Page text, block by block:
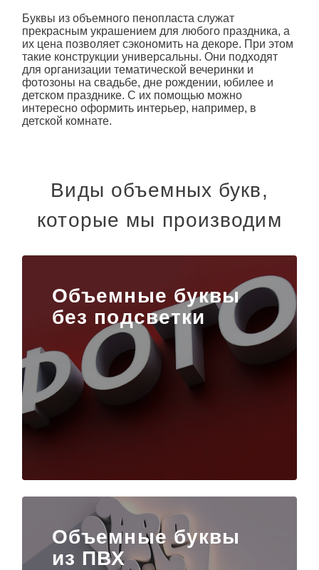
Буквы изобъемного пенопласта служат
прекрасным украшением для любого праздника, а
их цена позволяет сэкономить на декоре. При этом
такие конструкции универсальны. Они подходят
для организации тематической вечеринки и
фотозоны на свадьбе, дне рождении, юбилее и
детском празднике. С их помощью можно
интересно оформить интерьер, например, в
детской комнате.
Виды объемных букв,
которые мы производим
Объемные буквы
без подсветки
Объемные буквы
из ПВХ